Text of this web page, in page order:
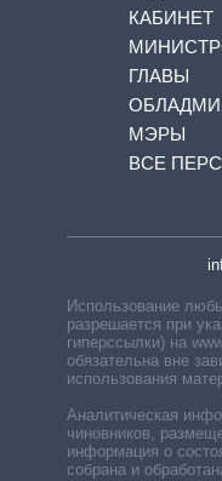
КАБИНЕТ
ГЛАВЫ
МЭРЫ
ВСЕ
Использование
разрешается при
гиперссылки) на
обязательна вне
использования
Аналитическая
чиновников,
информация о
собрана и